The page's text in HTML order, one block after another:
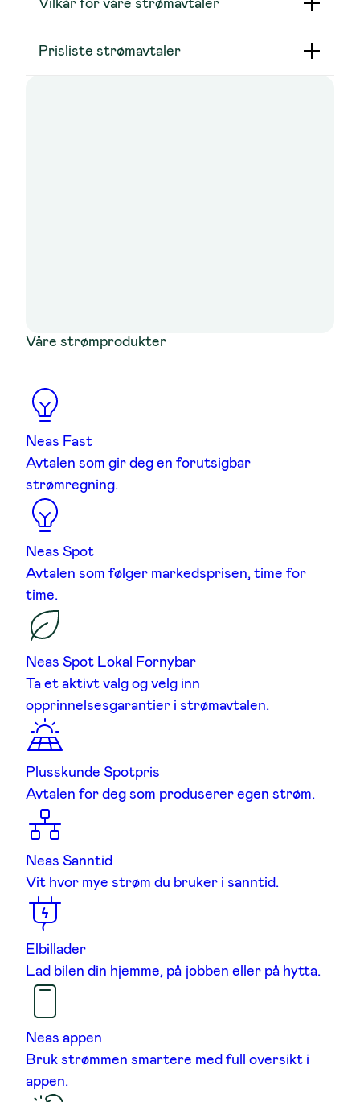
Prisliste strømavtaler
Våre strømprodukter
Neas Fast
Avtalen som gir deg en forutsigbar
strømregning.
Neas Spot
Avtalen som følger markedsprisen, time for
time.
Neas Spot Lokal Fornybar
Ta et aktivt valg og velg inn
opprinnelsesgarantier i strømavtalen.
Plusskunde Spotpris
Avtalen for deg som produserer egen strøm.
Neas Sanntid
Vit hvor mye strøm du bruker i sanntid.
Elbillader
Lad bilen din hjemme, på jobben eller på hytta.
Neas appen
Bruk strømmen smartere med full oversikt i
appen.